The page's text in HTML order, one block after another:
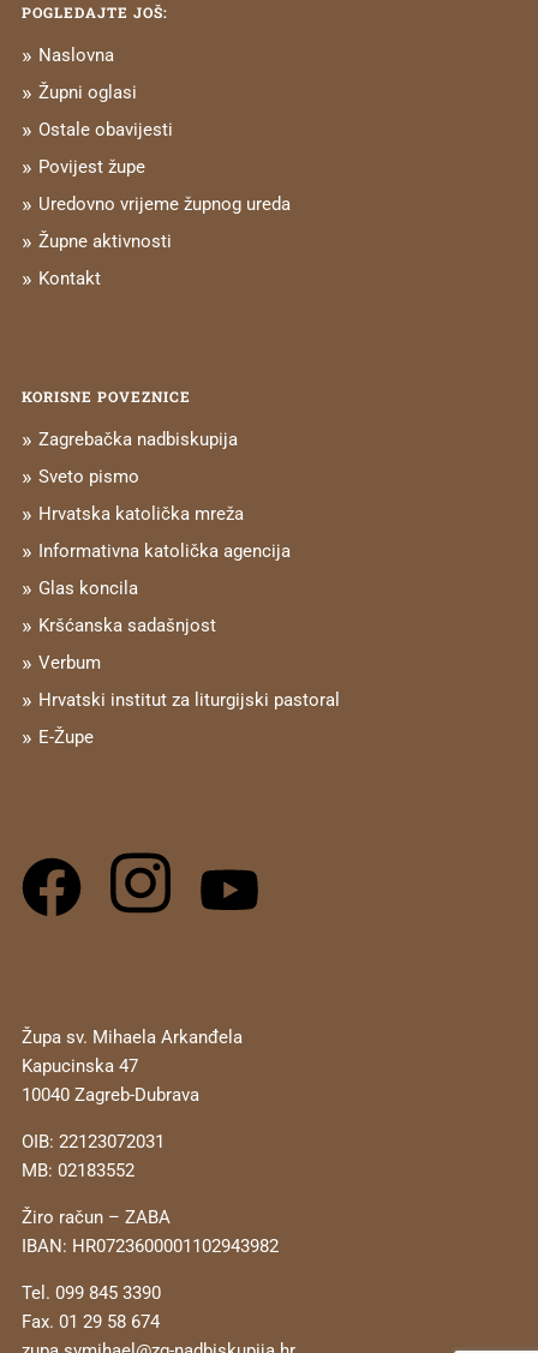
POGLEDAJTE JOŠ:
Naslovna
Župni oglasi
Ostale obavijesti
Povijest župe
Uredovno vrijeme župnog ureda
Župne aktivnosti
Kontakt
KORISNE POVEZNICE
Zagrebačka nadbiskupija
Sveto pismo
Hrvatska katolička mreža
Informativna katolička agencija
Glas koncila
Kršćanska sadašnjost
Verbum
Hrvatski institut za liturgijski pastoral
E-Župe
Župa sv. Mihaela Arkanđela
Kapucinska 47
10040 Zagreb-Dubrava
OIB: 22123072031
MB: 02183552
Žiro račun – ZABA
IBAN: HR0723600001102943982
Tel. 099 845 3390
Fax. 01 29 58 674